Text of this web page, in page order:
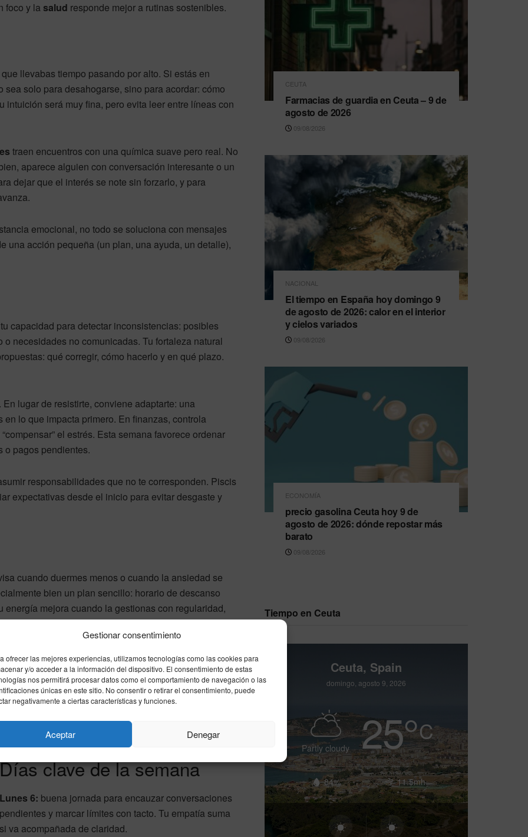
Gestionar consentimiento
ofrecer las mejores experiencias, utilizamos tecnologías como las cookies para
y/o acceder a la información del dispositivo. El consentimiento de estas
nos permitirá procesar datos como el comportamiento de navegación o las
únicas en este sitio. No consentir o retirar el consentimiento, puede
negativamente a ciertas características y funciones.
Aceptar Denegar
foco y lasalud responde mejor a rutinas sostenibles.
llevabas tiempo pasando por alto. Si estás en
solo para desahogarse, sino para acordar: cómo
intuición será muy fina, pero evita leer entre líneas con
traen encuentros con una química suave pero real. No
aparece alguien con conversación interesante o un
dejar que el interés se note sin forzarlo, y para
emocional, no todo se soluciona con mensajes
una acción pequeña (un plan, una ayuda, un detalle),
capacidad para detectar inconsistencias: posibles
necesidades no comunicadas. Tu fortaleza natural
qué corregir, cómo hacerlo y en qué plazo.
lugar de resistirte, conviene adaptarte: una
lo que impacta primero. En finanzas, controla
el estrés. Esta semana favorece ordenar
o pagos pendientes.
responsabilidades que no te corresponden. Piscis
expectativas desde el inicio para evitar desgaste y
cuando duermes menos o cuando la ansiedad se
bien un plan sencillo: horario de descanso
mejora cuando la gestionas con regularidad,
Además, presta atención a la sensibilidad del sistema
digestivo y a la tensión emocional. Una caminata al final
del día, respiración consciente o un baño relajante
pueden marcar diferencia. Si notas cansancio
para más adelante.
Días clave de la semana
Lunes 6: buena jornada para encauzar conversaciones
pendientes y marcar límites con tacto. Tu empatía suma
si va acompañada de claridad.
CEUTA
Farmacias de guardia en Ceuta – 9 de
agosto de 2026
09/08/2026
NACIONAL
El tiempo en España hoy domingo 9
de agosto de 2026: calor en el interior
y cielos variados
09/08/2026
ECONOMÍA
precio gasolina Ceuta hoy 9 de
agosto de 2026: dónde repostar más
barato
09/08/2026
Tiempo en Ceuta
Ceuta, Spain
domingo, agosto 9, 2026
Partly cloudy 25°C
84% 11.5mh